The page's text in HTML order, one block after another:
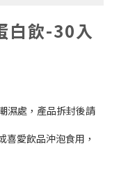
白飲-30入
濕處，產品拆封後請
喜愛飲品沖泡食用，